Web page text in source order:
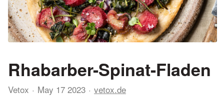
Rhabarber-Spinat-Fladen
Vetox May 17 2023 vetox.de